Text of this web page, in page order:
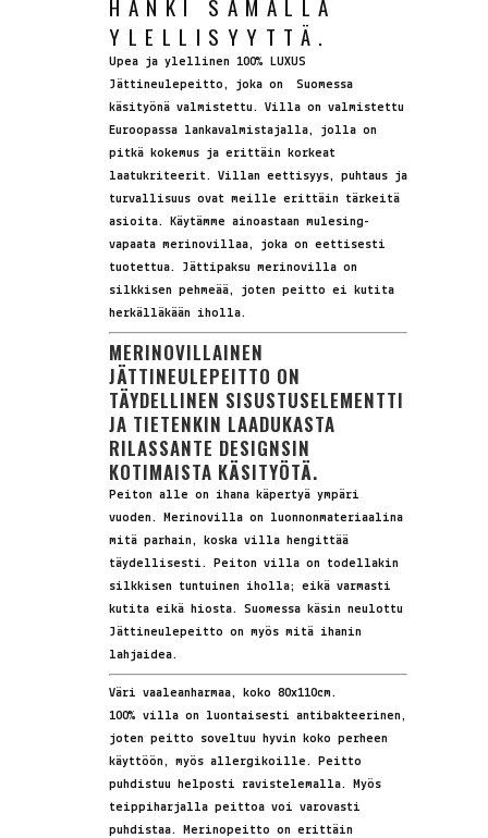
HANKI SAMALLA
YLELLISYYTTÄ.
Upea ja ylellinen 100% LUXUS
Jättineulepeitto, joka on Suomessa
käsityönä valmistettu. Villa on valmistettu
Euroopassa lankavalmistajalla, jolla on
pitkä kokemus ja erittäin korkeat
laatukriteerit. Villan eettisyys, puhtaus ja
turvallisuus ovat meille erittäin tärkeitä
asioita. Käytämme ainoastaan mulesing-
vapaata merinovillaa, joka on eettisesti
tuotettua. Jättipaksu merinovilla on
silkkisen pehmeää, joten peitto ei kutita
herkälläkään iholla.
MERINOVILLAINEN
JÄTTINEULEPEITTO ON
TÄYDELLINEN SISUSTUSELEMENTTI
JA TIETENKIN LAADUKASTA
RILASSANTE DESIGNSIN
KOTIMAISTA KÄSITYÖTÄ.
Peiton alle on ihana käpertyä ympäri
vuoden. Merinovilla on luonnonmateriaalina
mitä parhain, koska villa hengittää
täydellisesti. Peiton villa on todellakin
silkkisen tuntuinen iholla; eikä varmasti
kutita eikä hiosta. Suomessa käsin neulottu
Jättineulepeitto on myös mitä ihanin
lahjaidea.
Väri vaaleanharmaa, koko 80x110cm.
100% villa on luontaisesti antibakteerinen,
joten peitto soveltuu hyvin koko perheen
käyttöön, myös allergikoille. Peitto
puhdistuu helposti ravistelemalla. Myös
teippiharjalla peittoa voi varovasti
puhdistaa. Merinopeitto on erittäin